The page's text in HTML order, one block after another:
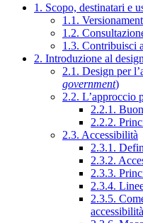
1. Scopo, destinatari e
1.1.
1.2.
1.3. Contribuisci
2. Introduzione al
2.1. Design per
government)
2.2. L’approccio
2.2.1.
2.2.2.
2.3. Accessibilità
2.3.1.
2.3.2.
2.3.3.
2.3.4.
2.3.5.
accessibilità